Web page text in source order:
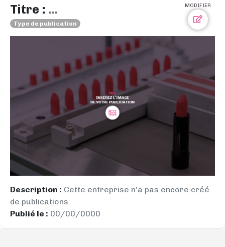
MODIFIER
Titre : ...
Type de publication
Description : Cette entreprise n’a pas encore créé
de publications.
Publié le : 00/00/0000